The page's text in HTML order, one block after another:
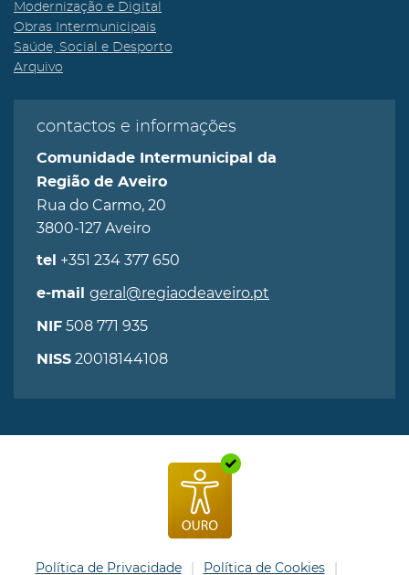
Modernização e Digital
Obras Intermunicipais
Saúde, Social e Desporto
Arquivo
contactos e informações
Comunidade Intermunicipal da
Região de Aveiro
Rua do Carmo, 20
3800-127 Aveiro
tel +351 234 377 650
e-mail geral@regiaodeaveiro.pt
NIF 508 771 935
NISS 20018144108
Política de Privacidade Política de Cookies